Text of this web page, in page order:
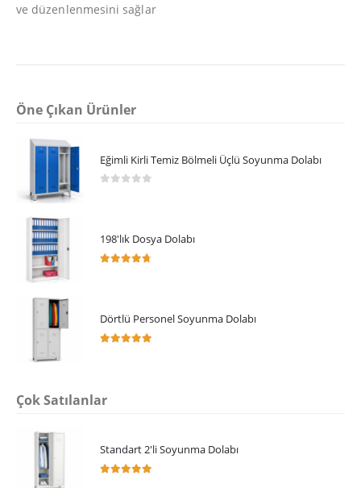
ve düzenlenmesini sağlar
Öne Çıkan Ürünler
Eğimli Kirli Temiz Bölmeli Üçlü Soyunma Dolabı
198'lık Dosya Dolabı
Dörtlü Personel Soyunma Dolabı
Çok Satılanlar
Standart 2'li Soyunma Dolabı